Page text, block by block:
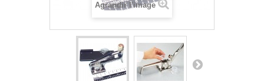
Agrandir l'image